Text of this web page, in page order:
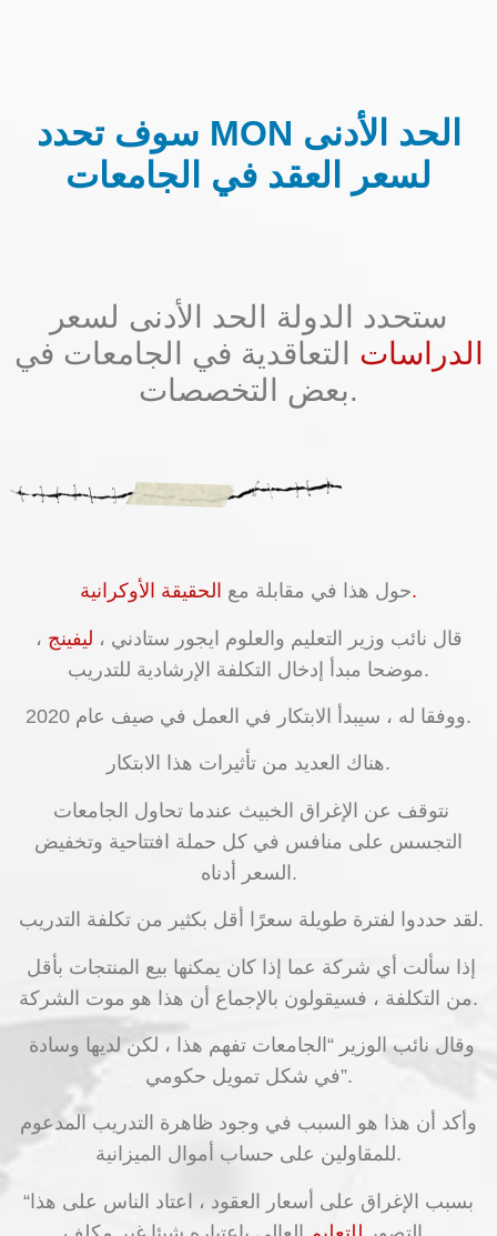
سوف تحدد MON الحد الأدنى
لسعر العقد في الجامعات
ستحدد الدولة الحد الأدنى لسعر
الدراسات التعاقدية في الجامعات في
بعض التخصصات.
حول هذا في مقابلة معالحقيقة الأوكرانية.
قال نائب وزير التعليم والعلوم ايجور ستادني ، ليفينج ،
موضحا مبدأ إدخال التكلفة الإرشادية للتدريب.
ووفقا له ، سيبدأ الابتكار في العمل في صيف عام 2020.
هناك العديد من تأثيرات هذا الابتكار.
التجسس على منافس في كل حملة افتتاحية وتخفيض
السعر أدناه.
لقد حددوا لفترة طويلة سعرًا أقل بكثير من تكلفة التدريب.
من التكلفة ، فسيقولون بالإجماع أن هذا هو موت الشركة.
في شكل تمويل حكومي”.
وأكد أن هذا هو السبب في وجود ظاهرة التدريب المدعوم
للمقاولين على حساب أموال الميزانية.
“بسبب الإغراق على أسعار العقود ، اعتاد الناس على هذا